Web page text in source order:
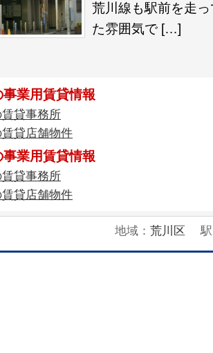
荒川線も駅前を走
た雰囲気で […]
業用賃貸情報
貸事務所
貸店舗物件
業用賃貸情報
貸事務所
貸店舗物件
地域： 荒川区 駅